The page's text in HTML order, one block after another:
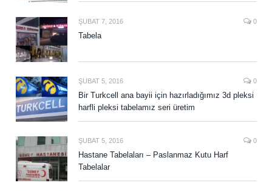
ŞUBAT 7, 2016 0
Tabela
ŞUBAT 5, 2016 0
Bir Turkcell ana bayii için hazırladığımız 3d pleksi
harfli pleksi tabelamız seri üretim
ŞUBAT 5, 2016 0
Hastane Tabelaları – Paslanmaz Kutu Harf
Tabelalar